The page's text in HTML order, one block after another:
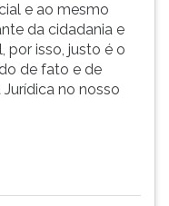
e ao mesmo
da cidadania e
por isso, justo é o
de fato e de
no nosso